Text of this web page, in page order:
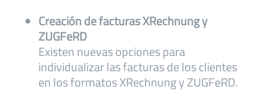
Creación de facturas XRechnung y
ZUGFeRD
Existen nuevas opciones para
individualizar las facturas de los clientes
en los formatos XRechnung y ZUGFeRD.